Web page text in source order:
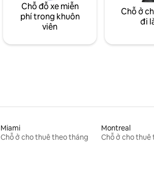
Chỗ đỗ xe miễn
phí trong khuôn
viên
Chỗ ở
đi
Miami
Chỗ ở cho thuê theo tháng
Montreal
Chỗ ở cho thuê